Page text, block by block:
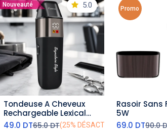
Nouveauté 5.0
ajouter au panier
Tondeuse A Cheveux
Rechargeable Lexical
LHC-5636-5W
49.0 DT65.0DT(25% DÉSACTIVÉ)
Promo
ajouter
Rasoir Sans
5W
69.0 DT90.0